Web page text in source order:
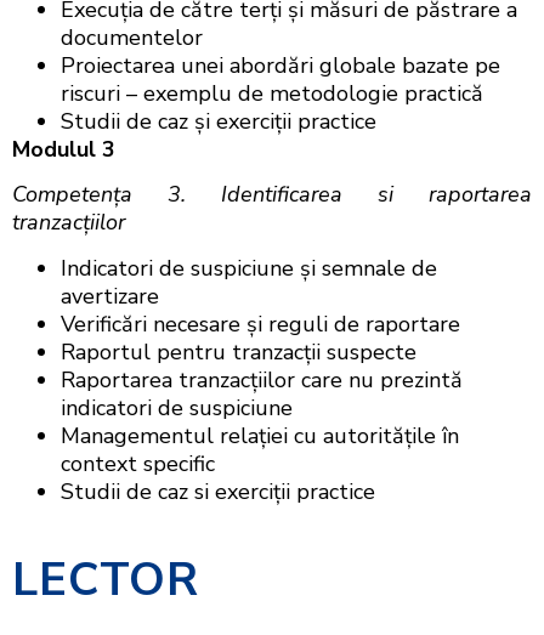
Execuţia de către terţi şi măsuri de păstrare a
documentelor
Proiectarea unei abordări globale bazate pe
riscuri – exemplu de metodologie practică
Studii de caz şi exerciții practice
Modulul 3
Competenţa 3. Identificarea si raportarea
tranzacțiilor
Indicatori de suspiciune şi semnale de
avertizare
Verificări necesare şi reguli de raportare
Raportul pentru tranzacții suspecte
Raportarea tranzacțiilor care nu prezintă
indicatori de suspiciune
Managementul relației cu autoritățile în
context specific
Studii de caz si exerciții practice
LECTOR